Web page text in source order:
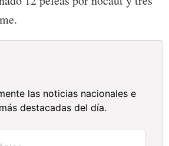
las noticias nacionales e
destacadas del día.